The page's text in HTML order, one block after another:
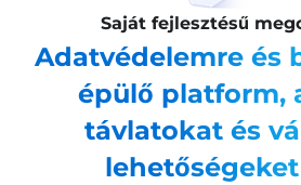
Saját fejlesztésű
Adatvédelemre és
épülő platform,
távlatokat és